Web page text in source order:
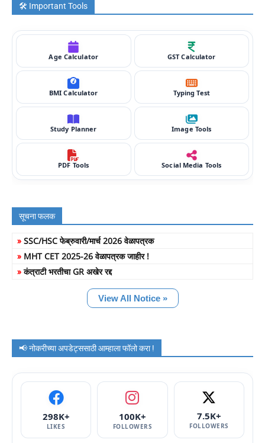
🛠️ Important Tools
Age Calculator GST Calculator
BMI Calculator Typing Test
Study Planner Image Tools
PDF Tools Social Media Tools
सूचना फलक
» SSC/HSC फेब्रुवारी/मार्च 2026 वेळापत्रक
» MHT CET 2025-26 वेळापत्रक जाहीर !
»कंत्राटी भरतीचा GR अखेर रद्द
View All Notice »
📢 नोकरीच्या अपडेट्ससाठी आम्हाला फॉलो करा !
298K+
LIKES
100K+
FOLLOWERS
7.5K+
FOLLOWERS